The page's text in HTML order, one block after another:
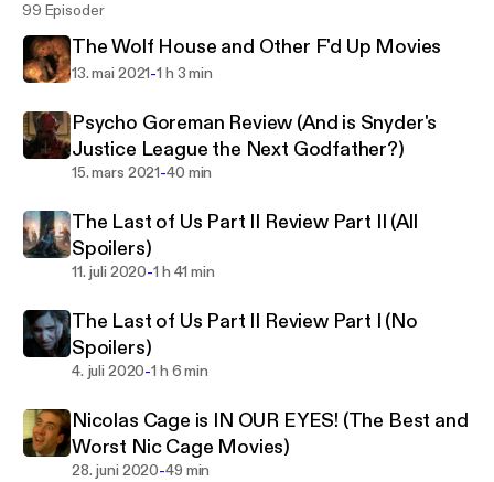
99 Episoder
The Wolf House and Other F'd Up Movies
13. mai 2021-1 h 3 min
Psycho Goreman Review (And is Snyder's
Justice League the Next Godfather?)
15. mars 2021-40 min
The Last of Us Part II Review Part II (All
Spoilers)
11. juli 2020-1 h 41 min
The Last of Us Part II Review Part I (No
Spoilers)
4. juli 2020-1 h 6 min
Nicolas Cage is IN OUR EYES! (The Best and
Worst Nic Cage Movies)
28. juni 2020-49 min